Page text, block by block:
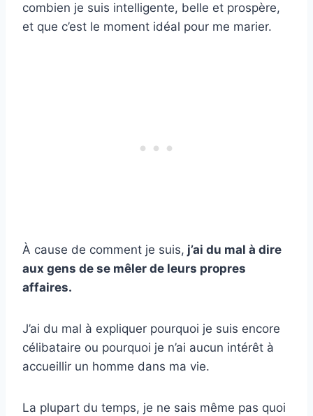
combien je suis intelligente, belle et prospère,
et que c’est le moment idéal pour me marier.
À cause de comment je suis, j’ai du mal à dire
aux gens de se mêler de leurs propres
affaires.
J’ai du mal à expliquer pourquoi je suis encore
célibataire ou pourquoi je n’ai aucun intérêt à
accueillir un homme dans ma vie.
La plupart du temps, je ne sais même pas quoi